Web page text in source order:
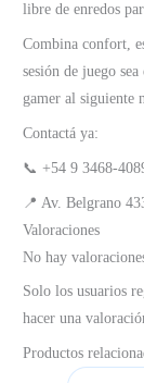
libre de enredos
Combina confort,
sesión de juego
gamer al siguiente
Contactá ya:
📞 +54 9 3468-
📍 Av. Belgrano
Valoraciones
No hay
Solo los usuarios
hacer una
Productos